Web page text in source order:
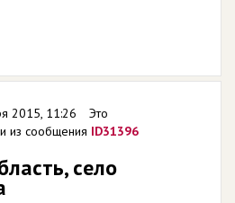
2015, 11:26
Это
из сообщения ID31396
село